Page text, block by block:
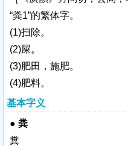
“粪1”的繁体字。
(1)扫除。
(2)屎。
(3)肥田，施肥。
(4)肥料。
基本字义
● 粪
糞